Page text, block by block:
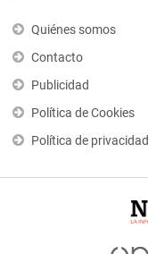
Quiénes somos
Contacto
Publicidad
Política de Cookies
Política de privacidad